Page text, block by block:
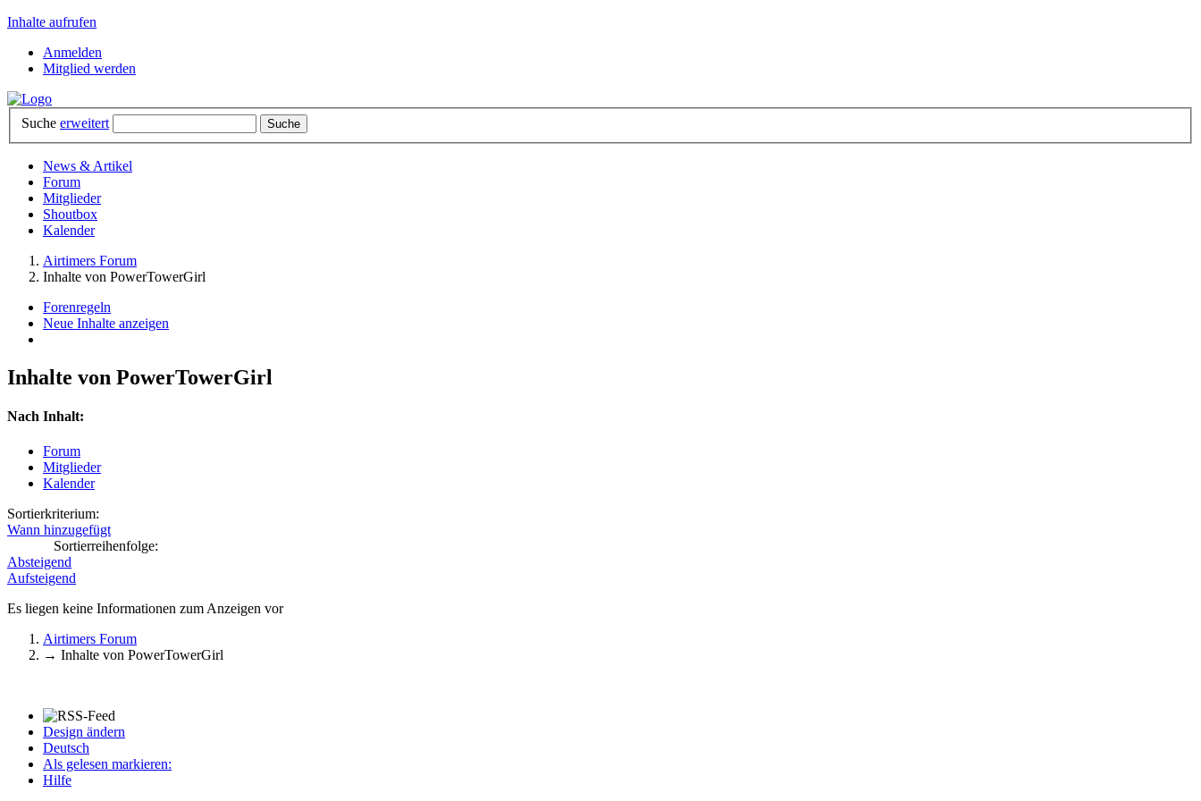
Inhalte aufrufen
Anmelden
Mitglied werden
Suche erweitert
News & Artikel
Forum
Mitglieder
Shoutbox
Kalender
Airtimers Forum
Inhalte von PowerTowerGirl
Forenregeln
Neue Inhalte anzeigen
Inhalte von PowerTowerGirl
Nach Inhalt:
Forum
Mitglieder
Kalender
Sortierkriterium:
Wann hinzugefügt
Sortierreihenfolge:
Absteigend
Aufsteigend
Es liegen keine Informationen zum Anzeigen vor
Airtimers Forum
→ Inhalte von PowerTowerGirl
Design ändern
Deutsch
Als gelesen markieren:
Hilfe